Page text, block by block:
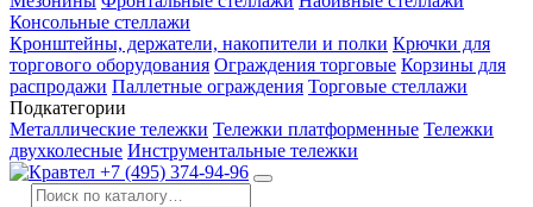
Консольные стеллажи
Кронштейны, держатели, накопители и полки Крючки для
торгового оборудования Ограждения торговые Корзины для
распродажи Паллетные ограждения Торговые стеллажи
Подкатегории
Металлические тележки Тележки платформенные Тележки
двухколесные Инструментальные тележки
+7 (495) 374-94-96